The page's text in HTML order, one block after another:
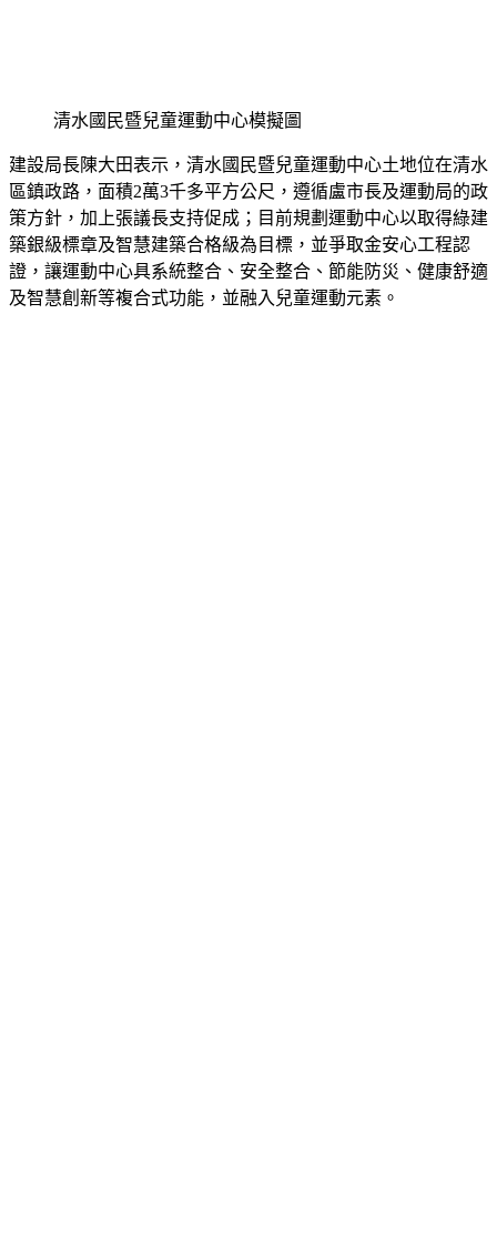
清水國民暨兒童運動中心模擬圖
建設局長陳大田表示，清水國民暨兒童運動中心土地位在清水
區鎮政路，面積2萬3千多平方公尺，遵循盧市長及運動局的政
策方針，加上張議長支持促成；目前規劃運動中心以取得綠建
築銀級標章及智慧建築合格級為目標，並爭取金安心工程認
證，讓運動中心具系統整合、安全整合、節能防災、健康舒適
及智慧創新等複合式功能，並融入兒童運動元素。